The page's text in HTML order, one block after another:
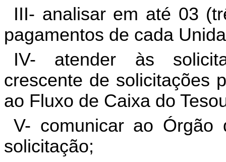
III- analisar em até 03
pagamentos de cada
IV- atender às
crescente de solicitações
ao Fluxo de Caixa do
V- comunicar ao Órgão
solicitação;